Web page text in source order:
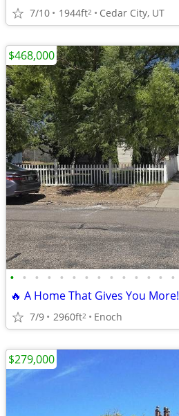
7/10 1944ft2 Cedar City, UT
• • • • • • • • • • • • • •
🔥 A Home That Gives You More!
7/9 2960ft2 Enoch
$468,000
$279,000